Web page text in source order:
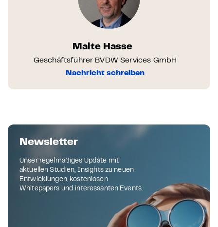
Malte Hasse
Geschäftsführer BVDW Services GmbH
Nachricht schreiben
Newsletter
Unser regelmäßiges Update mit
aktuellen Studien, Insights zu neuen
Entwicklungen, kostenlosen
Whitepapers und interessanten Events.